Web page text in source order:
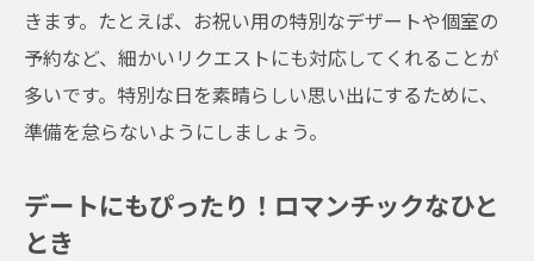
きます。たとえば、お祝い用の特別なデザートや個室の
予約など、細かいリクエストにも対応してくれることが
多いです。特別な日を素晴らしい思い出にするために、
準備を怠らないようにしましょう。
デートにもぴったり！ロマンチックなひと
とき